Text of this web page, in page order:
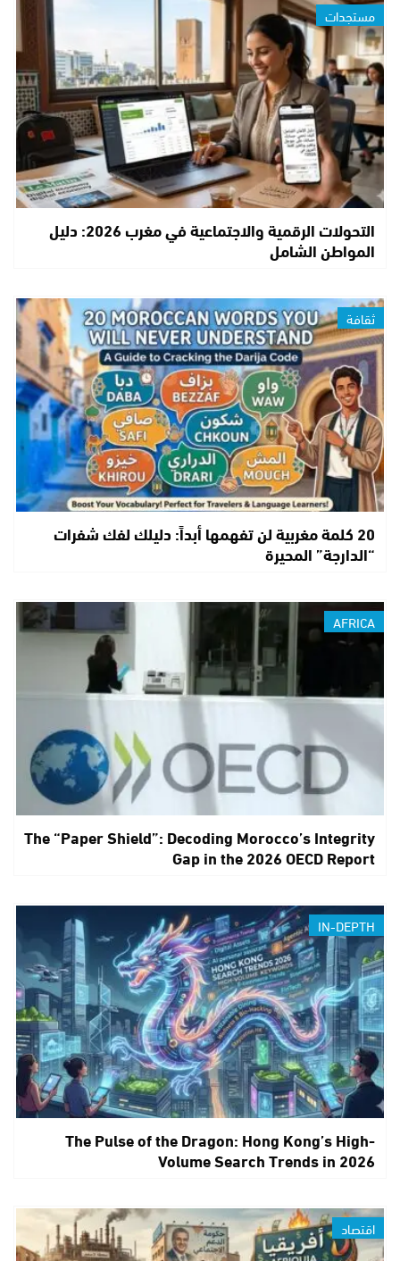
مستجدات
التحولات الرقمية والاجتماعية في مغرب 2026: دليل
المواطن الشامل
ثقافة
20 كلمة مغربية لن تفهمها أبداً: دليلك لفك شفرات
“الدارجة” المحيرة
AFRICA
The “Paper Shield”: Decoding Morocco’s Integrity
Gap in the 2026 OECD Report
IN-DEPTH
The Pulse of the Dragon: Hong Kong’s High-
Volume Search Trends in 2026
اقتصاد